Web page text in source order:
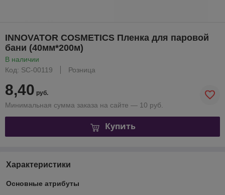
INNOVATOR COSMETICS Пленка для паровой
бани (40мм*200м)
В наличии
Код: SC-00119
Розница
8,40 руб.
Минимальная сумма заказа на сайте — 10 руб.
Купить
Характеристики
Основные атрибуты